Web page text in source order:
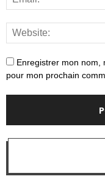
Enregistrer mon nom,
pour mon prochain